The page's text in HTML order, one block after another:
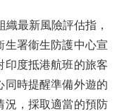
最新風險評估指，
生署衞生防護中心宣
印度抵港航班的旅客
同時提醒準備外遊的
況，採取適當的預防